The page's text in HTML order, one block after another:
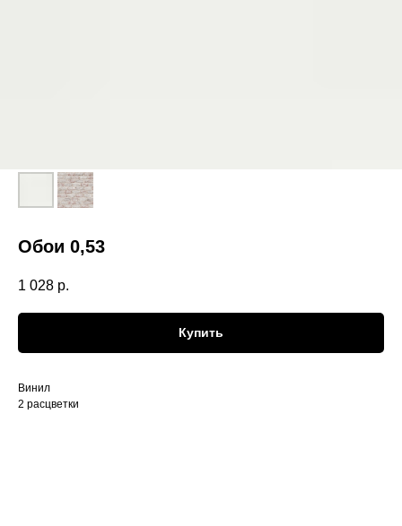
Обои 0,53
1 028 р.
Купить
Винил
2 расцветки